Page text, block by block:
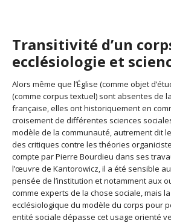
Transitivité d’un
ecclésiologie et
Alors même que l’Église (comme objet
(comme corpus textuel) sont absentes de
française, elles ont historiquement en
croisement de différentes sciences
modèle de la communauté, autrement dit
des critiques contre les théories
compte par Pierre Bourdieu dans ses
l’œuvre de Kantorowicz, il a été sensible
pensée de l’institution et notamment aux
comme experts de la chose sociale, mais
ecclésiologique du modèle du corps pour
entité sociale dépasse cet usage orienté